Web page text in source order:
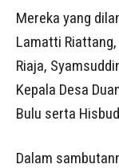
Mereka yang
Lamatti
Riaja,
Kepala Desa
Bulu serta
Dalam